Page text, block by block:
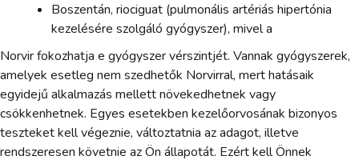
Boszentán, riociguat (pulmonális artériás hipertónia
kezelésére szolgáló gyógyszer), mivel a
Norvir fokozhatja e gyógyszer vérszintjét. Vannak gyógyszerek,
amelyek esetleg nem szedhetők Norvirral, mert hatásaik
egyidejű alkalmazás mellett növekedhetnek vagy
csökkenhetnek. Egyes esetekben kezelőorvosának bizonyos
teszteket kell végeznie, változtatnia az adagot, illetve
rendszeresen követnie az Ön állapotát. Ezért kell Önnek